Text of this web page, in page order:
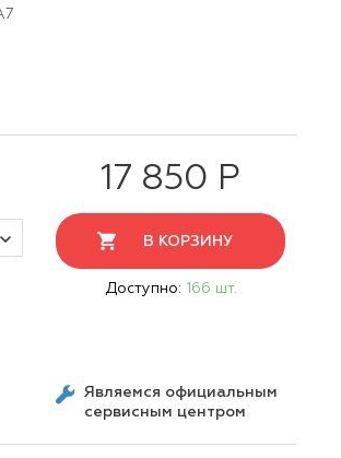
17 850 Р
В КОРЗИНУ
Доступно: 166 шт.
Являемся официальным
сервисным центром